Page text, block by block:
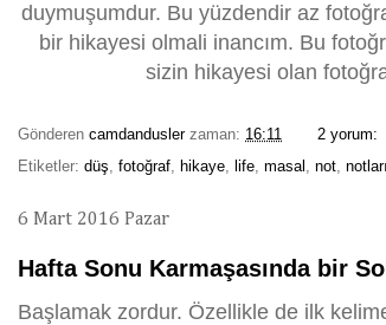
duymuşumdur. Bu yüzdendir az
bir hikayesi olmali inancım. Bu
sizin hikayesi olan
Gönderen camdandusler zaman: 16:11
2 yorum:
Etiketler: düş, fotoğraf, hikaye, life, masal , not,
6 Mart 2016 Pazar
Hafta Sonu Karmaşasında bir
Başlamak zordur. Özellikle de ilk